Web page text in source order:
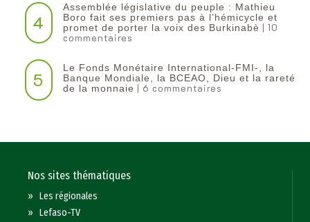
4
Assemblée législative du peuple : Mathieu
Boro fait ses premiers pas à l’hémicycle et
promet de porter la voix des Burkinabè | 10
commentaires
5
Le Fonds Monétaire International-FMI-, la
Banque Mondiale, la BCEAO, Dieu et la rareté
de la monnaie | 6 commentaires
Nos sites thématiques
»Les régionales
»Lefaso-TV